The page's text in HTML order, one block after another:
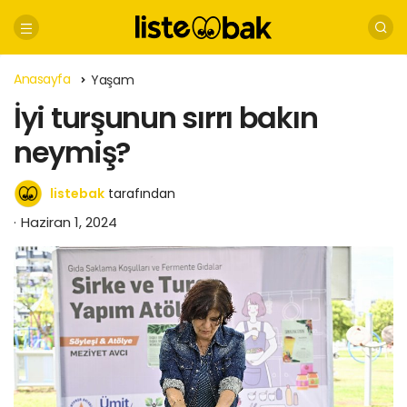
Anasayfa Yaşam
İyi turşunun sırrı bakın
neymiş?
listebak tarafından
Haziran 1, 2024